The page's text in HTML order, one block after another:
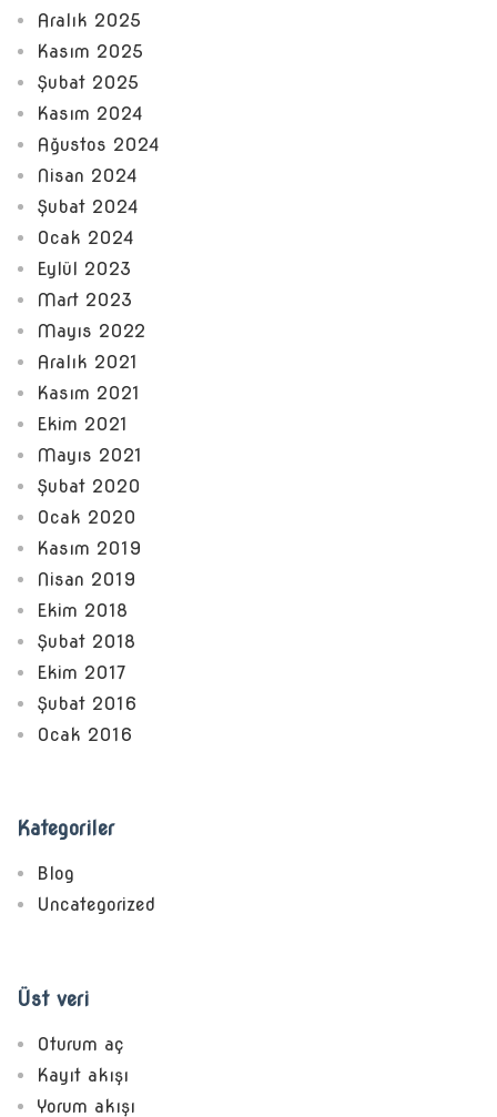
Aralık 2025
Kasım 2025
Şubat 2025
Kasım 2024
Ağustos 2024
Nisan 2024
Şubat 2024
Ocak 2024
Eylül 2023
Mart 2023
Mayıs 2022
Aralık 2021
Kasım 2021
Ekim 2021
Mayıs 2021
Şubat 2020
Ocak 2020
Kasım 2019
Nisan 2019
Ekim 2018
Şubat 2018
Ekim 2017
Şubat 2016
Ocak 2016
Kategoriler
Blog
Uncategorized
Üst veri
Oturum aç
Kayıt akışı
Yorum akışı